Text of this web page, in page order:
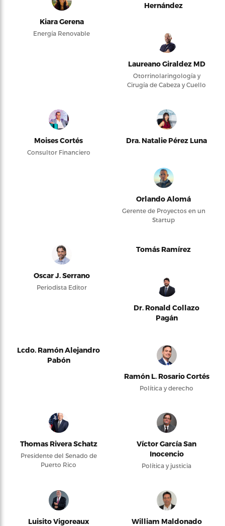
Kiara Gerena
Energía Renovable
Hernández
Laureano Giraldez MD
Otorrinolaringología y
Cirugía de Cabeza y Cuello
Moises Cortés
Consultor Financiero
Dra. Natalie Pérez Luna
Orlando Alomá
Gerente de Proyectos en un
Startup
Oscar J. Serrano
Periodista Editor
Tomás Ramírez
Dr. Ronald Collazo
Pagán
Lcdo. Ramón Alejandro
Pabón
Ramón L. Rosario Cortés
Política y derecho
Thomas Rivera Schatz
Presidente del Senado de
Puerto Rico
Víctor García San
Inocencio
Política y justicia
Luisito Vigoreaux William Maldonado